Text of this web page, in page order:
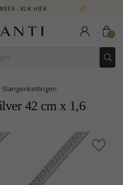
NEW COLLECTION |
Slangenkettingen
42 cm x 1,6